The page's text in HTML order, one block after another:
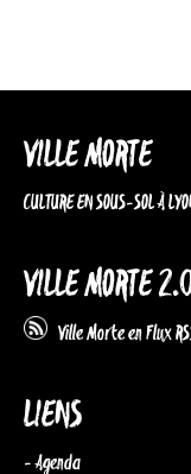
VILLE MORTE
CULTURE EN SOUS-SOL À
VILLE MORTE
Ville Morte en Flux
LIENS
- Agenda